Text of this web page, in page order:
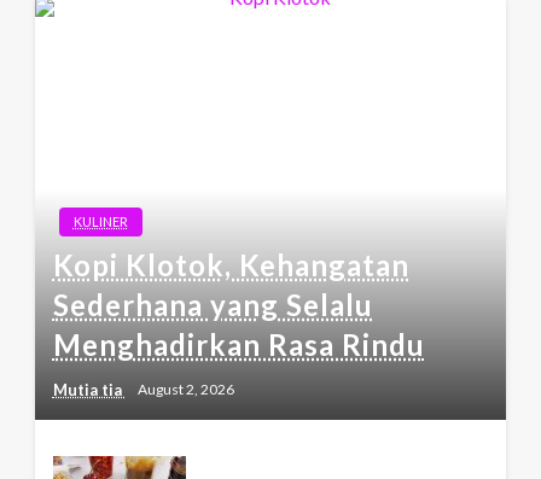
KULINER
Kopi Klotok, Kehangatan
Sederhana yang Selalu
Menghadirkan Rasa Rindu
Mutia tia August 2, 2026